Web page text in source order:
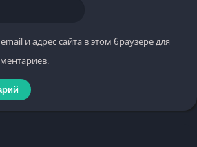
и адрес сайта в этом браузере для